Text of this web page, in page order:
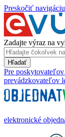
Preskočiť navigáciu
Zadajte výraz na
Hľadať
Pre
prevádzkovateľov
elektronické